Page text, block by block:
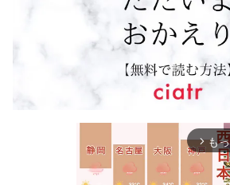
arrow_forward_ios も